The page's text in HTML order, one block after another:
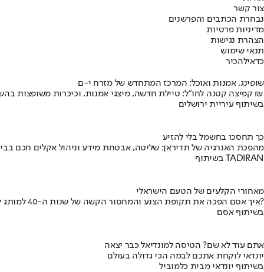
צור קשר
נבחרת הכתבים והפרשנים
מדיניות פרטיות
הצהרת נגישות
תנאי שימוש
כדאילהכיר
שופינג, אמנות ואוכל: המרכז המתחדש של מזרח י-ם
קפיצה קטנה לחו"ל: טיילת חדשה, מיצגי אמנות, וכיכרות משופצות בהשקעה של 100 מיליון ₪
בשיתוף עיריית ירושלים
כך תחסכו בחשמל בלי להזיע
מהפכת האנרגיה של תדיראן: שליטה, אבטחת מידע וניהול אקלים חכם
בשיתוף TADIRAN
מאחורי הקלעים של הטעם הישראלי
איך אסם הפכה את תקופת הצנע והמחסור הקשה של שנות ה-40 למותג לאומי?
בשיתוף אסם
אתם עוד לא שם? הטיסה למונדיאל כבר יצאה
יונדאי לוקחת אתכם לבמה הכי גדולה בעולם
בשיתוף יונדאי מבית כלמוביל